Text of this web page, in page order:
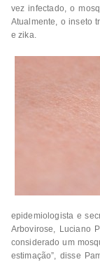
vez infectado, o
Atualmente, o inseto
e zika.
epidemiologista e
Arbovirose, Luciano
considerado um
estimação”, disse